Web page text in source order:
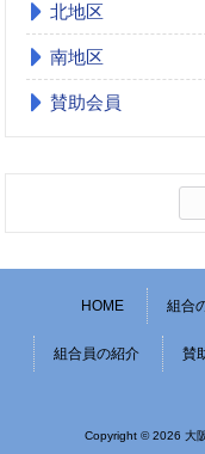
北地区
南地区
賛助会員
HOME 組合
組合員の紹介 賛
Copyright © 2026 大